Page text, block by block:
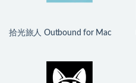
拾光旅人 Outbound for Mac